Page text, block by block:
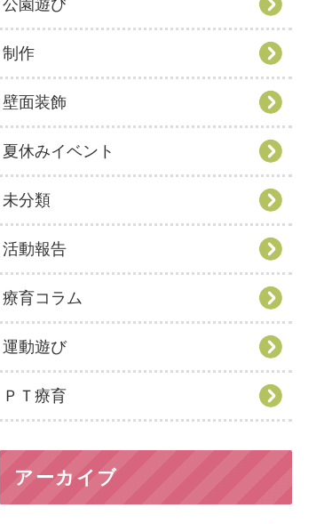
公園遊び
制作
壁面装飾
夏休みイベント
未分類
活動報告
療育コラム
運動遊び
ＰＴ療育
アーカイブ